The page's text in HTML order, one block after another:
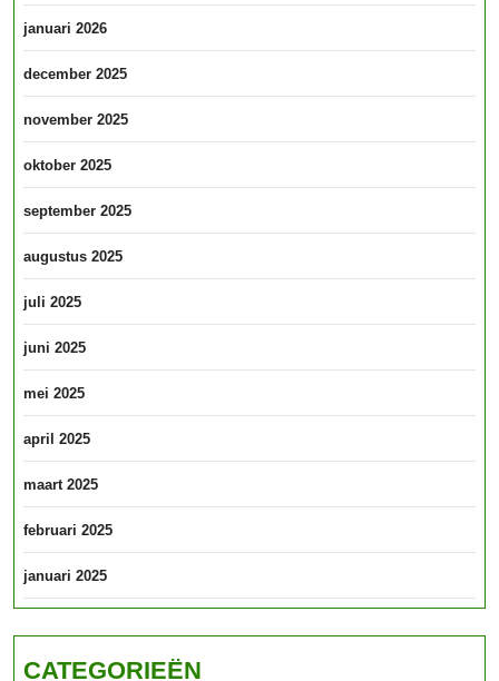
januari 2026
december 2025
november 2025
oktober 2025
september 2025
augustus 2025
juli 2025
juni 2025
mei 2025
april 2025
maart 2025
februari 2025
januari 2025
CATEGORIEËN